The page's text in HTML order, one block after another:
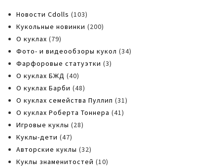
Новости Cdolls (103)
Кукольные новинки (200)
О куклах (79)
Фото- и видеообзоры кукол (34)
Фарфоровые статуэтки (3)
О куклах БЖД (40)
О куклах Барби (48)
О куклах семейства Пуллип (31)
О куклах Роберта Тоннера (41)
Игровые куклы (28)
Куклы-дети (47)
Авторские куклы (32)
Куклы знаменитостей (10)